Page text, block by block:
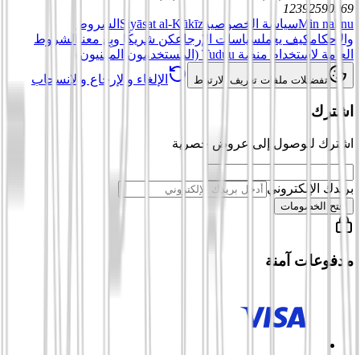
12392590969
Min nahnuسياسة الخصوصية Siyāsat al-Kūkīz الشروط
والأحكامكيف يعملسياسات الإرجاعكن شريكًا وبِع معنا
الشروط
العامة لاستخدام منصة Tuduu (المستخدمون المهنيون)
تفضيلات ملفات تعريف الارتباط الإلغاء والإرجاع والانسحاب
اشترك
اشترك للوصول إلى عروض حصرية
بريدك الإلكتروني
افتح الخصومات
مدفوعات آمنة